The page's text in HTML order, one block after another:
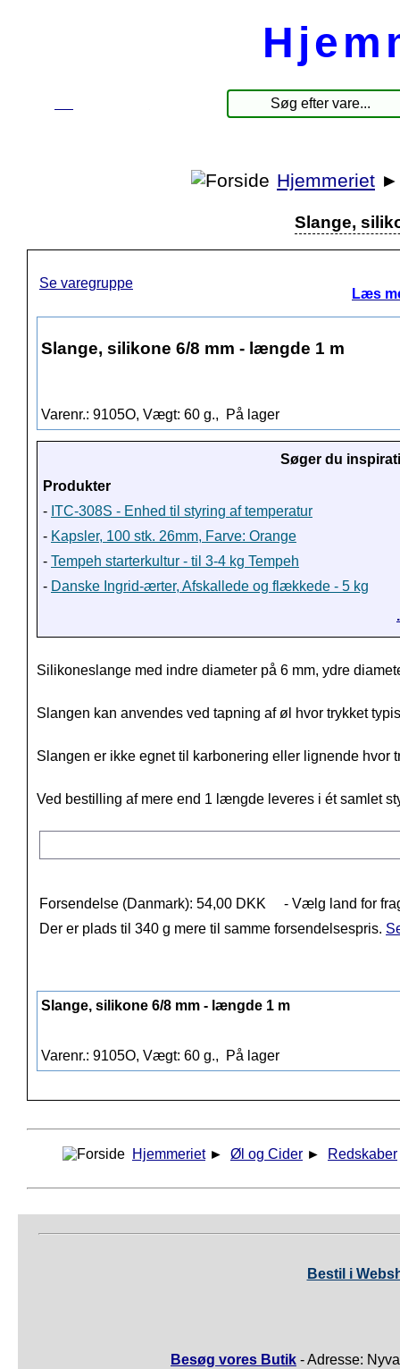
Hjemmeriet
Slange,
Se varegruppe
Læs
Slange, silikone 6/8 mm - længde 1 m
Varenr.: 9105O, Vægt: 60 g., På lager
Søger du
Produkter
- ITC-308S - Enhed til styring af temperatur
- Kapsler, 100 stk. 26mm, Farve: Orange
- Tempeh starterkultur - til 3-4 kg Tempeh
- Danske Ingrid-ærter, Afskallede og flækkede - 5 kg
Silikoneslange med indre diameter på 6 mm, ydre
Slangen kan anvendes ved tapning af øl hvor trykket
Slangen er ikke egnet til karbonering eller lignende hvor
Ved bestilling af mere end 1 længde leveres i ét samlet
Forsendelse (Danmark): 54,00 DKK
- Vælg land for
Der er plads til 340 g mere til samme forsendelsespris.
Slange, silikone 6/8 mm - længde 1 m
Varenr.: 9105O, Vægt: 60 g., På lager
Hjemmeriet ► Øl og Cider ► Redskaber
Bestil i
Besøg vores Butik - Adresse: